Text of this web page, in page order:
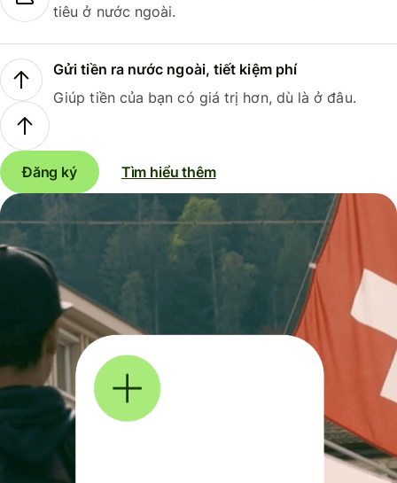
tiêu ở nước ngoài.
Gửi tiền ra nước ngoài, tiết kiệm phí
Giúp tiền của bạn có giá trị hơn, dù là ở đâu.
Đăng ký Tìm hiểu thêm